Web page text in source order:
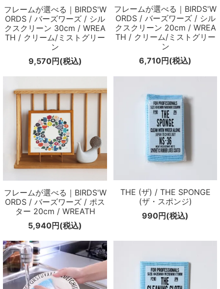
フレームが選べる｜BIRDS'W
ORDS / バーズワーズ / シル
クスクリーン 30cm / WREA
TH / クリーム/ミストグリー
ン
9,570円(税込)
フレームが選べる｜BIRDS'W
ORDS / バーズワーズ / シル
クスクリーン 20cm / WREA
TH / クリーム/ミストグリー
ン
6,710円(税込)
フレームが選べる｜BIRDS'W
ORDS / バーズワーズ / ポス
ター 20cm / WREATH
5,940円(税込)
THE (ザ) / THE SPONGE
(ザ・スポンジ)
990円(税込)